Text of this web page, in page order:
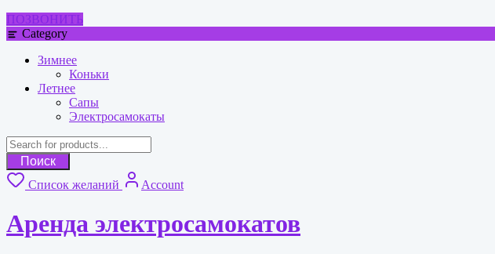
ПОЗВОНИТЬ
Category
Зимнее
Коньки
Летнее
Сапы
Электросамокаты
Поиск
Список желаний
Account
Аренда электросамокатов